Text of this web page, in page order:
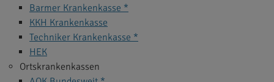
Barmer Krankenkasse *
KKH Krankenkasse
Techniker Krankenkasse *
HEK
Ortskrankenkassen